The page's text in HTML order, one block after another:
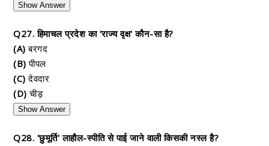
Show Answer
Q27. हिमाचल प्रदेश का 'राज्य वृक्ष' कौन-सा है?
(A) बरगद
(B) पीपल
(C) देवदार
(D) चीड़
Show Answer
Q28. 'छुमूर्ति' लाहौल-स्पीति से पाई जाने वाली किसकी नस्ल है?